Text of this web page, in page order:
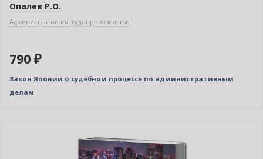
Опалев Р.О.
Административное судопроизводство
790 ₽
Закон Японии о судебном процессе по административным
делам